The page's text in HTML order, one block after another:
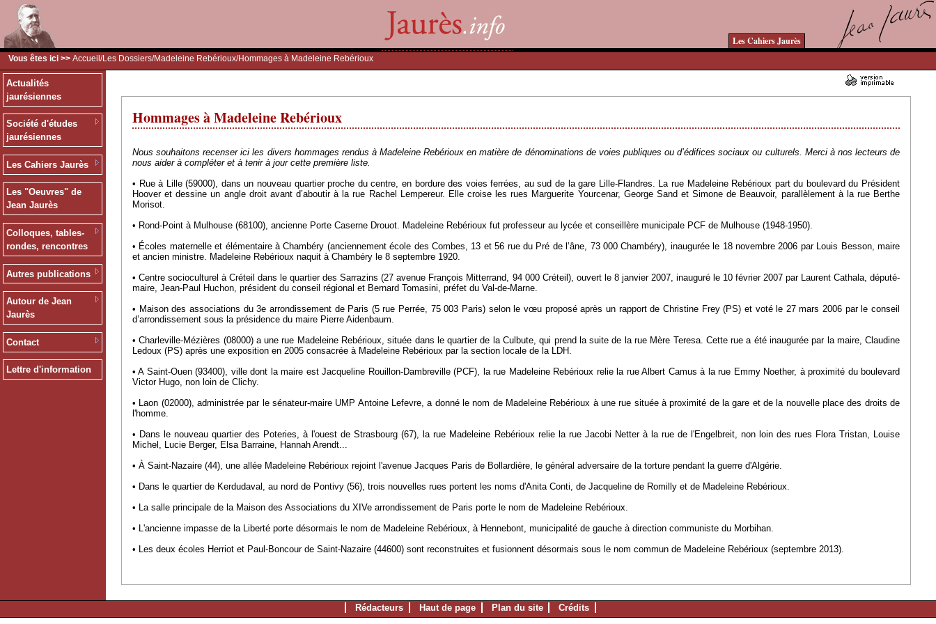
Les Cahiers Jaurès
Vous êtes ici >> Accueil /Les Dossiers/Madeleine Rebérioux/Hommages à Madeleine Rebérioux
Actualités
jaurésiennes
Société d'études
jaurésiennes
Les Cahiers Jaurès
Les "Oeuvres" de
Jean Jaurès
Colloques, tables-
rondes, rencontres
Autres publications
Autour de Jean
Jaurès
Contact
Lettre d'information
Hommages à Madeleine Rebérioux
Nous souhaitons recenser ici les divers hommages rendus à Madeleine Rebérioux en matière de dénominations de voies publiques ou d’édifices sociaux ou culturels. Merci à nos lecteurs de
nous aider à compléter et à tenir à jour cette première liste.
• Rue à Lille (59000), dans un nouveau quartier proche du centre, en bordure des voies ferrées, au sud de la gare Lille-Flandres. La rue Madeleine Rebérioux part du boulevard du Président
Hoover et dessine un angle droit avant d’aboutir à la rue Rachel Lempereur. Elle croise les rues Marguerite Yourcenar, George Sand et Simone de Beauvoir, parallèlement à la rue Berthe
Morisot.
• Rond-Point à Mulhouse (68100), ancienne Porte Caserne Drouot. Madeleine Rebérioux fut professeur au lycée et conseillère municipale PCF de Mulhouse (1948-1950).
• Écoles maternelle et élémentaire à Chambéry (anciennement école des Combes, 13 et 56 rue du Pré de l’âne, 73 000 Chambéry), inaugurée le 18 novembre 2006 par Louis Besson, maire
et ancien ministre. Madeleine Rebérioux naquit à Chambéry le 8 septembre 1920.
• Centre socioculturel à Créteil dans le quartier des Sarrazins (27 avenue François Mitterrand, 94 000 Créteil), ouvert le 8 janvier 2007, inauguré le 10 février 2007 par Laurent Cathala, député-
maire, Jean-Paul Huchon, président du conseil régional et Bernard Tomasini, préfet du Val-de-Marne.
• Maison des associations du 3e arrondissement de Paris (5 rue Perrée, 75 003 Paris) selon le vœu proposé après un rapport de Christine Frey (PS) et voté le 27 mars 2006 par le conseil
d’arrondissement sous la présidence du maire Pierre Aidenbaum.
• Charleville-Mézières (08000) a une rue Madeleine Rebérioux, située dans le quartier de la Culbute, qui prend la suite de la rue Mère Teresa. Cette rue a été inaugurée par la maire, Claudine
Ledoux (PS) après une exposition en 2005 consacrée à Madeleine Rebérioux par la section locale de la LDH.
• A Saint-Ouen (93400), ville dont la maire est Jacqueline Rouillon-Dambreville (PCF), la rue Madeleine Rebérioux relie la rue Albert Camus à la rue Emmy Noether, à proximité du boulevard
Victor Hugo, non loin de Clichy.
• Laon (02000), administrée par le sénateur-maire UMP Antoine Lefevre, a donné le nom de Madeleine Rebérioux à une rue située à proximité de la gare et de la nouvelle place des droits de
l'homme.
• Dans le nouveau quartier des Poteries, à l'ouest de Strasbourg (67), la rue Madeleine Rebérioux relie la rue Jacobi Netter à la rue de l'Engelbreit, non loin des rues Flora Tristan, Louise
Michel, Lucie Berger, Elsa Barraine, Hannah Arendt...
• À Saint-Nazaire (44), une allée Madeleine Rebérioux rejoint l'avenue Jacques Paris de Bollardière, le général adversaire de la torture pendant la guerre d'Algérie.
• Dans le quartier de Kerdudaval, au nord de Pontivy (56), trois nouvelles rues portent les noms d'Anita Conti, de Jacqueline de Romilly et de Madeleine Rebérioux.
• La salle principale de la Maison des Associations du XIVe arrondissement de Paris porte le nom de Madeleine Rebérioux.
• L'ancienne impasse de la Liberté porte désormais le nom de Madeleine Rebérioux, à Hennebont, municipalité de gauche à direction communiste du Morbihan.
• Les deux écoles Herriot et Paul-Boncour de Saint-Nazaire (44600) sont reconstruites et fusionnent désormais sous le nom commun de Madeleine Rebérioux (septembre 2013).
Rédacteurs Haut de page Plan du site Crédits